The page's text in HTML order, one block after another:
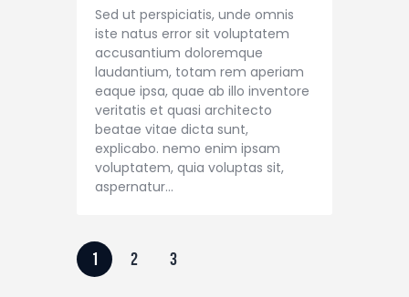
Sed ut perspiciatis, unde omnis
iste natus error sit voluptatem
accusantium doloremque
laudantium, totam rem aperiam
eaque ipsa, quae ab illo inventore
veritatis et quasi architecto
beatae vitae dicta sunt,
explicabo. nemo enim ipsam
voluptatem, quia voluptas sit,
aspernatur…
1 2 3